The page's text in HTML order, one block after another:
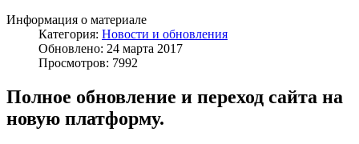
Информация о материале
Категория: Новости и обновления
Обновлено: 24 марта 2017
Просмотров: 7992
Полное обновление и переход сайта на
новую платформу.